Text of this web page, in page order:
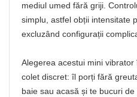
mediul umed fără griji.
simplu, astfel obții intensitate
excluzând configurații
Alegerea acestui mini
colet discret: îl porți fără
baie sau acasă și te bucuri